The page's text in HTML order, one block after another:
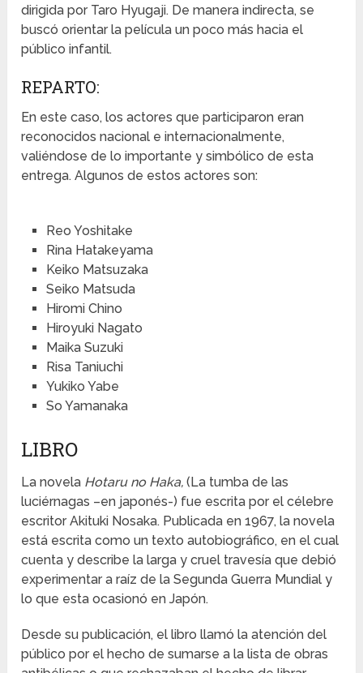
dirigida por Taro Hyugaji. De manera indirecta, se
buscó orientar la película un poco más hacia el
público infantil.
REPARTO:
En este caso, los actores que participaron eran
reconocidos nacional e internacionalmente,
valiéndose de lo importante y simbólico de esta
entrega. Algunos de estos actores son:
Reo Yoshitake
Rina Hatakeyama
Keiko Matsuzaka
Seiko Matsuda
Hiromi Chino
Hiroyuki Nagato
Maika Suzuki
Risa Taniuchi
Yukiko Yabe
So Yamanaka
LIBRO
La novela Hotaru no Haka,(La tumba de las
luciérnagas –en japonés-) fue escrita por el célebre
escritor Akituki Nosaka. Publicada en 1967, la novela
está escrita como un texto autobiográfico, en el cual
cuenta y describe la larga y cruel travesía que debió
experimentar a raíz de la Segunda Guerra Mundial y
lo que esta ocasionó en Japón.
Desde su publicación, el libro llamó la atención del
público por el hecho de sumarse a la lista de obras